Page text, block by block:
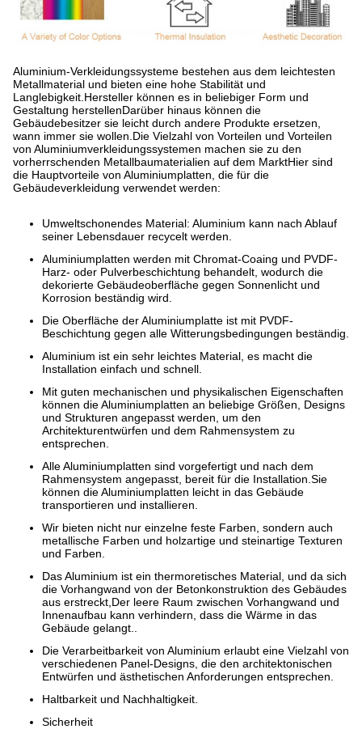
Aluminium-Verkleidungssysteme bestehen aus dem leichtesten
Metallmaterial und bieten eine hohe Stabilität und
Langlebigkeit.Hersteller können es in beliebiger Form und
Gestaltung herstellenDarüber hinaus können die
Gebäudebesitzer sie leicht durch andere Produkte ersetzen,
wann immer sie wollen.Die Vielzahl von Vorteilen und Vorteilen
von Aluminiumverkleidungssystemen machen sie zu den
vorherrschenden Metallbaumaterialien auf dem MarktHier sind
die Hauptvorteile von Aluminiumplatten, die für die
Gebäudeverkleidung verwendet werden:
Umweltschonendes Material: Aluminium kann nach Ablauf
seiner Lebensdauer recycelt werden.
Aluminiumplatten werden mit Chromat-Coaing und PVDF-
Harz- oder Pulverbeschichtung behandelt, wodurch die
dekorierte Gebäudeoberfläche gegen Sonnenlicht und
Korrosion beständig wird.
Die Oberfläche der Aluminiumplatte ist mit PVDF-
Beschichtung gegen alle Witterungsbedingungen beständig.
Aluminium ist ein sehr leichtes Material, es macht die
Installation einfach und schnell.
Mit guten mechanischen und physikalischen Eigenschaften
können die Aluminiumplatten an beliebige Größen, Designs
und Strukturen angepasst werden, um den
Architekturentwürfen und dem Rahmensystem zu
entsprechen.
Alle Aluminiumplatten sind vorgefertigt und nach dem
Rahmensystem angepasst, bereit für die Installation.Sie
können die Aluminiumplatten leicht in das Gebäude
transportieren und installieren.
Wir bieten nicht nur einzelne feste Farben, sondern auch
metallische Farben und holzartige und steinartige Texturen
und Farben.
Das Aluminium ist ein thermoretisches Material, und da sich
die Vorhangwand von der Betonkonstruktion des Gebäudes
aus erstreckt,Der leere Raum zwischen Vorhangwand und
Innenaufbau kann verhindern, dass die Wärme in das
Gebäude gelangt..
Die Verarbeitbarkeit von Aluminium erlaubt eine Vielzahl von
verschiedenen Panel-Designs, die den architektonischen
Entwürfen und ästhetischen Anforderungen entsprechen.
Haltbarkeit und Nachhaltigkeit.
Sicherheit